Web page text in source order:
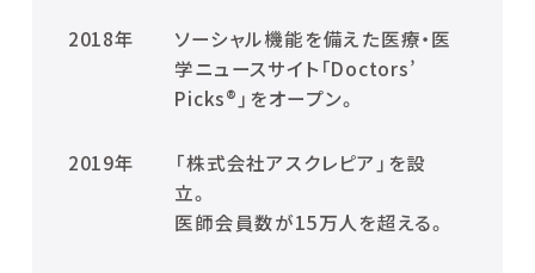
2018年
ソーシャル機能を備えた医療・医
学ニュースサイト「Doctors’
Picks®」をオープン。
2019年
「株式会社アスクレピア」を設
立。
医師会員数が15万人を超える。